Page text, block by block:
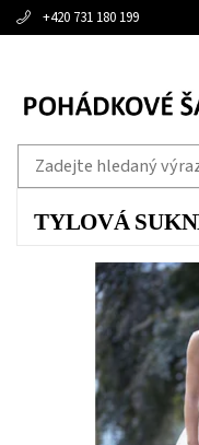
+420 731 180 199
TYLOVÁ